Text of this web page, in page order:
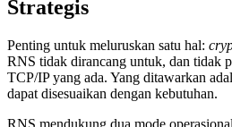
Strategis
Penting untuk meluruskan satu hal:
RNS tidak dirancang untuk, dan tidak
TCP/IP yang ada. Yang ditawarkan
dapat disesuaikan dengan kebutuhan.
RNS mendukung dua mode